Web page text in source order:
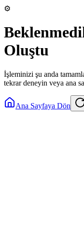
⚙️
Oluştu
İşleminizi şu anda
tekrar deneyin veya ana
Ana Sayfaya Dön